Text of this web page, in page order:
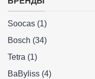
Soocas (1)
Bosch (34)
Tetra (1)
BaByliss (4)